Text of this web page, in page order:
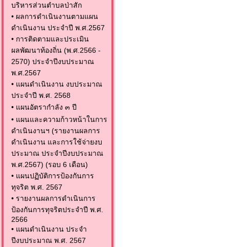
บริหารส่วนตำบลป่าสัก
• ผลการดำเนินงานตามแผน
ดำเนินงาน ประจำปี พ.ศ.2567
• การติดตามและประเมิน
ผลพัฒนาท้องถิ่น (พ.ศ.2566 -
2570) ประจำปีงบประมาณ
พ.ศ.2567
• แผนดำเนินงาน งบประมาณ
ประจำปี พ.ศ. 2568
• แผนอัตรากำลัง ๓ ปี
• แผนและความก้าวหน้าในการ
ดำเนินงานฯ (รายงานผลการ
ดำเนินงาน และการใช้จ่ายงบ
ประมาณ ประจำปีงบประมาณ
พ.ศ.2567) (รอบ 6 เดือน)
• แผนปฏิบัติการป้องกันการ
ทุจริต พ.ศ. 2567
• รายงานผลการดำเนินการ
ป้องกันการทุจริตประจำปี พ.ศ.
2566
• แผนดำเนินงาน ประจำ
ปีงบประมาณ พ.ศ. 2567